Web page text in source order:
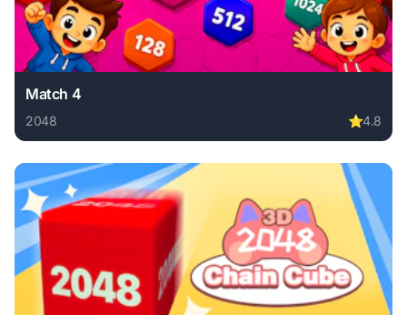
Match 4
2048 ⭐4.8
Play Match 4 online free. 2048 game, no download